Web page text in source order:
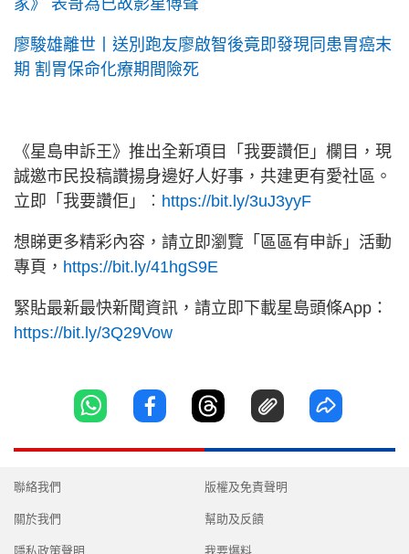
廖駿雄離世丨送別跑友廖啟智後竟即發現同患胃癌末
期 割胃保命化療期間險死
《星島申訴王》推出全新項目「我要讚佢」欄目，現
誠邀市民投稿讚揚身邊好人好事，共建更有愛社區。
立即「我要讚佢」︰ https://bit.ly/3uJ3yyF
想睇更多精彩內容，請立即瀏覽「區區有申訴」活動
專頁， https://bit.ly/41hgS9E
緊貼最新最快新聞資訊，請立即下載星島頭條App：
https://bit.ly/3Q29Vow
聯絡我們
關於我們
隱私政策聲明
版權及免責聲明
幫助及反饋
我要爆料